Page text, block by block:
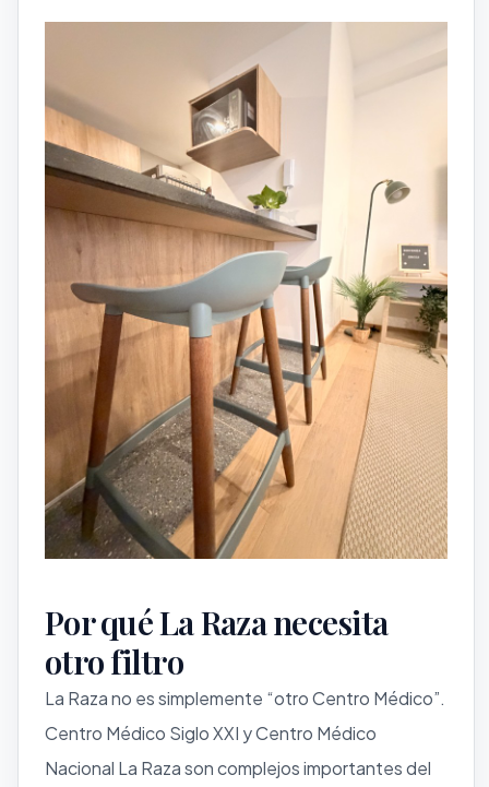
Por qué La Raza necesita
otro filtro
La Raza no es simplemente “otro Centro Médico”.
Centro Médico Siglo XXI y Centro Médico
Nacional La Raza son complejos importantes del